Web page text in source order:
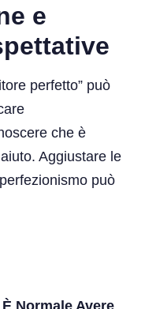
e
perfetto” può
che è
Aggiustare le
può